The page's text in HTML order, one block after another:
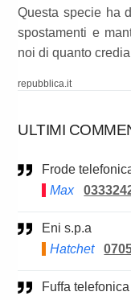
Questa specie ha
spostamenti e
noi di quanto
repubblica.it
ULTIMI
Frode
Max
Eni s.p.a
Hatchet
Fuffa telefonica